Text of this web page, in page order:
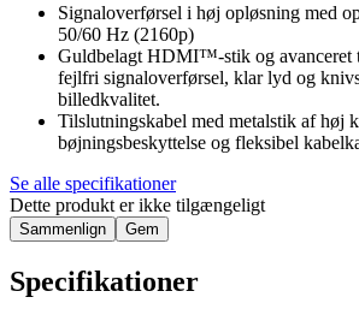
Signaloverførsel i høj opløsning med
50/60 Hz (2160p)
Guldbelagt HDMI™-stik og avanceret
fejlfri signaloverførsel, klar lyd og
billedkvalitet.
Tilslutningskabel med metalstik af høj
bøjningsbeskyttelse og fleksibel
Se alle specifikationer
Dette produkt er ikke tilgængeligt
Sammenlign Gem
Specifikationer